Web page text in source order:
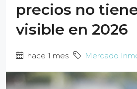
precios no
visible en 2026
hace 1 mes Mercado